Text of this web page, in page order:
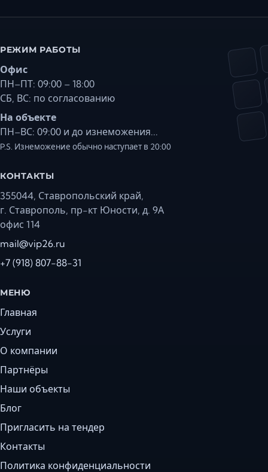
РЕЖИМ РАБОТЫ
Офис
ПН–ПТ: 09:00 – 18:00
СБ, ВС: по согласованию
На объекте
ПН–ВС: 09:00 и до изнеможения...
P.S. Изнеможение обычно наступает в 20:00
КОНТАКТЫ
355044, Ставропольский край,
г. Ставрополь, пр-кт Юности, д. 9А
офис 114
mail@vip26.ru
+7 (918) 807-88-31
МЕНЮ
Главная
Услуги
О компании
Партнёры
Наши объекты
Блог
Пригласить на тендер
Контакты
Политика конфиденциальности